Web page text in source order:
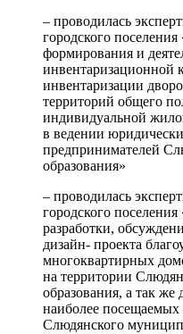
– проводилась
городского
формирования и
инвентаризационной
инвентаризации
территорий общего
индивидуальной
в ведении
предпринимателей
образования»
– проводилась
городского
разработки,
дизайн- проекта
многоквартирных
на территории
образования, а так же
наиболее посещаемых
Слюдянского